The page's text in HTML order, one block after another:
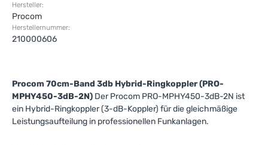
Hersteller:
Procom
Herstellernummer:
210000606
Procom 70cm-Band 3db Hybrid-Ringkoppler (PRO-
MPHY450-3dB-2N) Der Procom PRO-MPHY450-3dB-2N ist
ein Hybrid-Ringkoppler (3-dB-Koppler) für die gleichmäßige
Leistungsaufteilung in professionellen Funkanlagen.